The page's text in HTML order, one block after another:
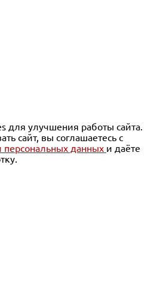
для улучшения работы сайта.
сайт, вы соглашаетесь с
данных и даёте